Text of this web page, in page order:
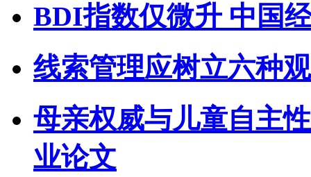
BDI指数仅微升 中国
线索管理应树立六种
母亲权威与儿童自主
业论文